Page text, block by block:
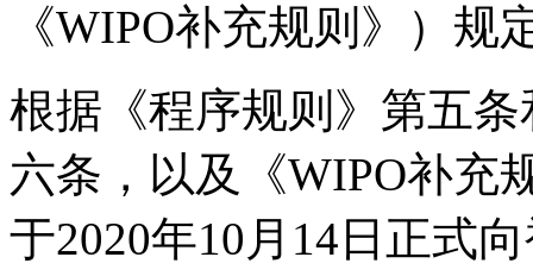
《WIPO补充规则》）规
根据《程序规则》第五
六条，以及《WIPO补充
于2020年10月14日正式